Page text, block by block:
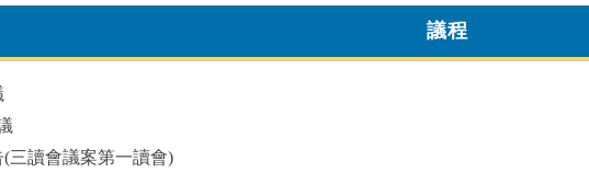
議程
三讀會議案第一讀會)